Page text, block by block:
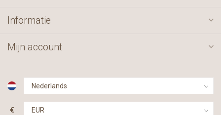
Informatie
Mijn account
€